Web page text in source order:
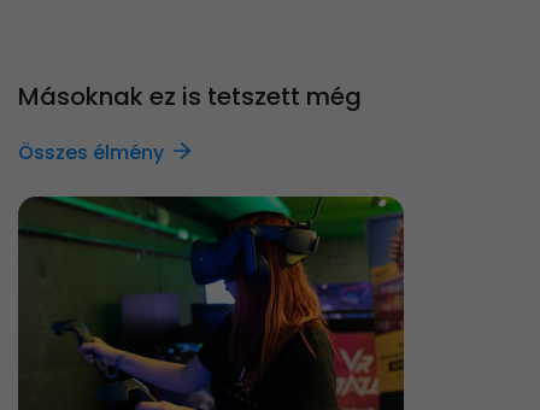
Másoknak ez is tetszett még
Összes élmény